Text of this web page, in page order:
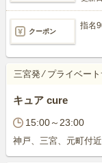
クーポン
指名
三宮発 ⁄ プライベー
キュア cure
15:00～23:00
神戸、三宮、元町付